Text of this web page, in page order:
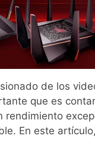
de los
que es
rendimiento
En este